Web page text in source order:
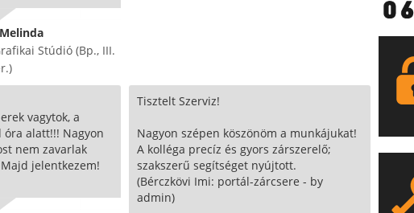
Stúdió (Bp., III.
vagytok, a
alatt!!! Nagyon
nem zavarlak
jelentkezem!
Tisztelt Szerviz!
Nagyon szépen köszönöm a munkájukat!
A kolléga precíz és gyors zárszerelő;
szakszerű segítséget nyújtott.
(Bérczkövi Imi: portál-zárcsere - by
admin)